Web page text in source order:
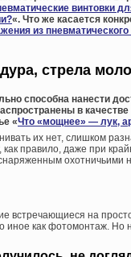
винтовки
«. Что же касается
из
стрела
способна нанести
в
«Что «мощнее» — лук,
их нет, слишком
как правило, даже при
охотничьими
встречающиеся на
иное как фотомонтаж. Но